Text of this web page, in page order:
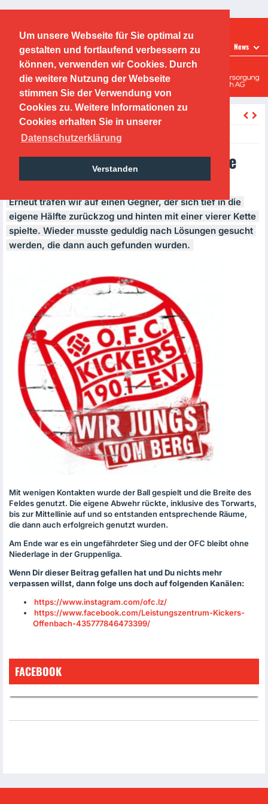
Um unsere Webseite für Sie optimal zu
gestalten und fortlaufend verbessern zu
können, verwenden wir Cookies. Durch
die weitere Nutzung der Webseite
stimmen Sie der Verwendung von
Cookies zu. Weitere Informationen zu
Cookies erhalten Sie in unserer
Datenschutzerklärung
Verstanden
LEISTUNGSZENTRUM News
Offenbacher Kickers
Leistungszentrum
OFC U13 gegen die Sportfreunde
Oberau
Erneut trafen wir auf einen Gegner, der sich tief in die
eigene Hälfte zurückzog und hinten mit einer vierer Kette
spielte. Wieder musste geduldig nach Lösungen gesucht
werden, die dann auch gefunden wurden.
Mit wenigen Kontakten wurde der Ball gespielt und die Breite des
Feldes genutzt. Die eigene Abwehr rückte, inklusive des Torwarts,
bis zur Mittellinie auf und so entstanden entsprechende Räume,
die dann auch erfolgreich genutzt wurden.
Am Ende war es ein ungefährdeter Sieg und derOFC bleibt ohne
Niederlage in der Gruppenliga.
Wenn Dir dieser Beitrag gefallen hat und Du nichts mehr
verpassen willst, dann folge uns doch auf folgenden Kanälen:
https://www.instagram.com/ofc.lz/
https://www.facebook.com/Leistungszentrum-Kickers-
Offenbach-435777846473399/
Wednesday, 28.10.2020, 17:00 Uhr
FACEBOOK